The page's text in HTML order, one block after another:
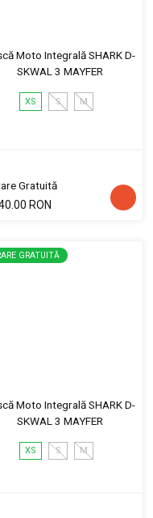
Moto Integrală SHARK D-
SKWAL 3 MAYFER
XS S M
Gratuită
RON
GRATUITĂ
Moto Integrală SHARK D-
SKWAL 3 MAYFER
XS S M